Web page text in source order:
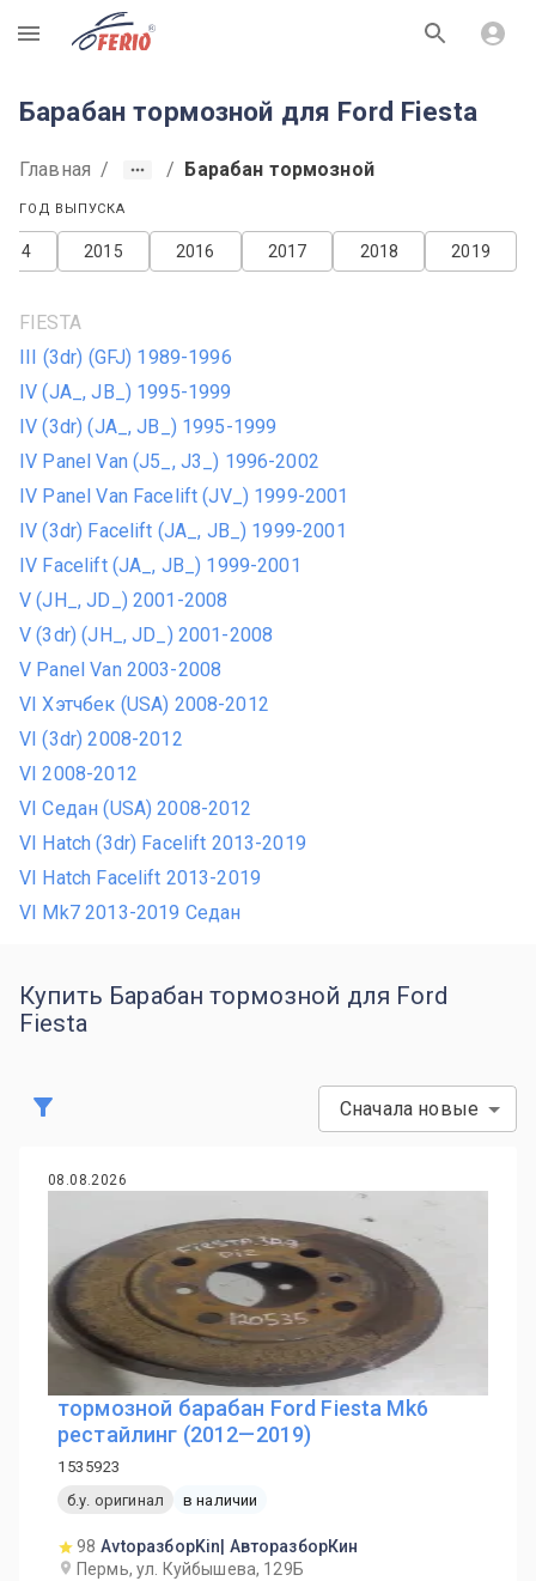
R
Барабан тормозной для Ford Fiesta
Главная / / Барабан тормозной
ГОД ВЫПУСКА
2019
2018
2017
2016
2015
FIESTA
III (3dr) (GFJ) 1989-1996
IV (JA_, JB_) 1995-1999
IV (3dr) (JA_, JB_) 1995-1999
IV Panel Van (J5_, J3_) 1996-2002
IV Panel Van Facelift (JV_) 1999-2001
IV (3dr) Facelift (JA_, JB_) 1999-2001
IV Facelift (JA_, JB_) 1999-2001
V (JH_, JD_) 2001-2008
V (3dr) (JH_, JD_) 2001-2008
V Panel Van 2003-2008
VI Хэтчбек (USA) 2008-2012
VI (3dr) 2008-2012
VI 2008-2012
VI Седан (USA) 2008-2012
VI Hatch (3dr) Facelift 2013-2019
VI Hatch Facelift 2013-2019
VI Mk7 2013-2019 Седан
Купить Барабан тормозной для Ford
Fiesta
Сначала новые
08.08.2026
тормозной барабан Ford Fiesta Mk6
рестайлинг (2012—2019)
1535923
б.у. оригинал
в наличии
98 AvtoразборKin| АвторазборКин
Пермь, ул. Куйбышева, 129Б